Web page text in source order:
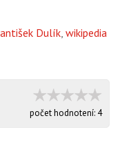
Dulík, wikipedia
počet hodnotení: 4